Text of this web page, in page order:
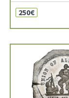
250€